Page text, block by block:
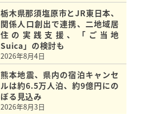
栃木県那須塩原市とJR東日本、
関係人口創出で連携、二地域居
住の実践支援、「ご当地
Suica」の検討も
2026年8月4日
熊本地震、県内の宿泊キャンセ
ルは約6.5万人泊、約9億円にの
ぼる見込み
2026年8月3日